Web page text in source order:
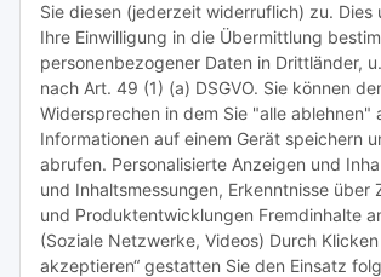
Meist besuchte Seiten:
Tipps & Tricks rund um Sublimation
TiDis Videos auf Youtube
Nachfüllpreise für Druckerpatronen
Refillservice Patronen verpacken
Sie diesen (jederzeit widerruflich) zu. Dies
Ihre Einwilligung in die Übermittlung
personenbezogener Daten in Drittländer,
nach Art. 49 (1) (a) DSGVO. Sie können
Widersprechen in dem Sie "alle ablehnen"
Informationen auf einem Gerät speichern
abrufen. Personalisierte Anzeigen und
und Inhaltsmessungen, Erkenntnisse über
und Produktentwicklungen Fremdinhalte
(Soziale Netzwerke, Videos) Durch Klicken
akzeptieren“ gestatten Sie den Einsatz